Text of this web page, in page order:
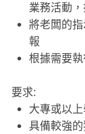
業務活動
將老闆的
報
根據需要
要求:
大專或以
具備較強